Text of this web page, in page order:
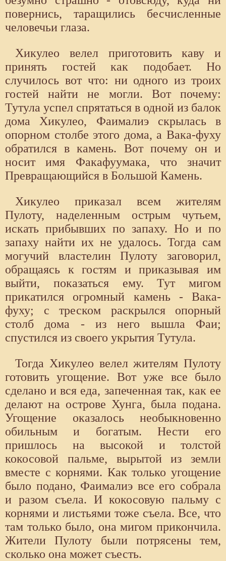
повернись, таращились бесчисленные
человечьи глаза.
Хикулео велел приготовить каву и
принять гостей как подобает. Но
случилось вот что: ни одного из троих
гостей найти не могли. Вот почему:
Тутула успел спрятаться в одной из балок
дома Хикулео, Фаималиэ скрылась в
опорном столбе этого дома, а Вака-фуху
обратился в камень. Вот почему он и
носит имя Факафуумака, что значит
Превращающийся в Большой Камень.
Хикулео приказал всем жителям
Пулоту, наделенным острым чутьем,
искать прибывших по запаху. Но и по
запаху найти их не удалось. Тогда сам
могучий властелин Пулоту заговорил,
обращаясь к гостям и приказывая им
выйти, показаться ему. Тут мигом
прикатился огромный камень - Вака-
фуху; с треском раскрылся опорный
столб дома - из него вышла Фаи;
спустился из своего укрытия Тутула.
Тогда Хикулео велел жителям Пулоту
готовить угощение. Вот уже все было
сделано и вся еда, запеченная так, как ее
делают на острове Хунга, была подана.
Угощение оказалось необыкновенно
обильным и богатым. Нести его
пришлось на высокой и толстой
кокосовой пальме, вырытой из земли
вместе с корнями. Как только угощение
было подано, Фаималиэ все его собрала
и разом съела. И кокосовую пальму с
корнями и листьями тоже съела. Все, что
там только было, она мигом прикончила.
Жители Пулоту были потрясены тем,
сколько она может съесть.